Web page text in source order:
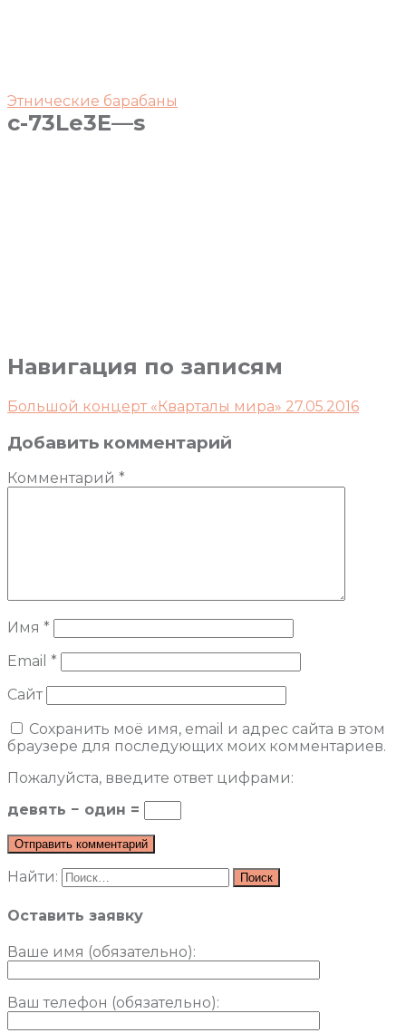
Этнические барабаны
c-73Le3E—s
Навигация по записям
Большой концерт «Кварталы мира» 27.05.2016
Добавить комментарий
Комментарий *
Имя *
Email *
Сайт
Сохранить моё имя, email и адрес сайта в этом
браузере для последующих моих комментариев.
Пожалуйста, введите ответ цифрами:
девять − один =
Найти:
Оставить заявку
Ваше имя (обязательно):
Ваш телефон (обязательно):